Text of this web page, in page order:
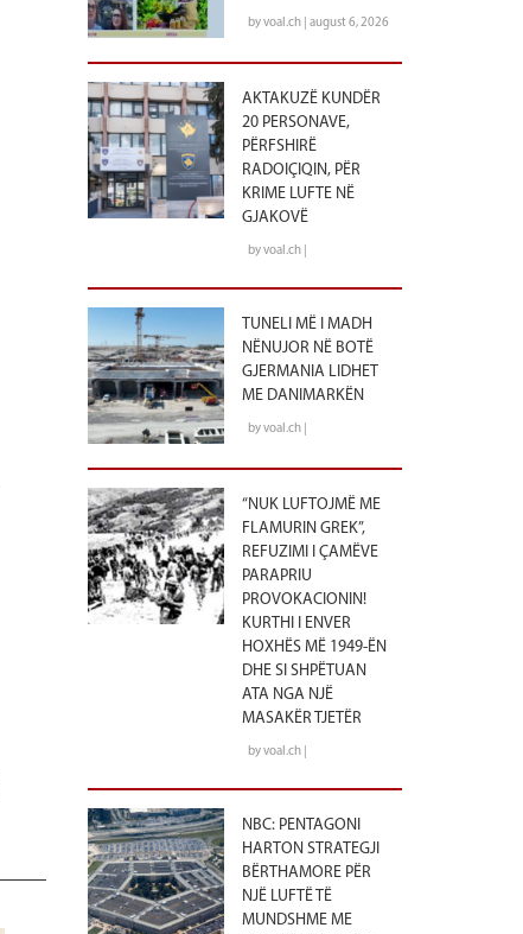
by voal.ch | august 6, 2026
AKTAKUZË KUNDËR
20 PERSONAVE,
PËRFSHIRË
RADOIÇIQIN, PËR
KRIME LUFTE NË
GJAKOVË
by voal.ch |
TUNELI MË I MADH
NËNUJOR NË BOTË
GJERMANIA LIDHET
ME DANIMARKËN
by voal.ch |
“NUK LUFTOJMË ME
FLAMURIN GREK”,
REFUZIMI I ÇAMËVE
PARAPRIU
PROVOKACIONIN!
KURTHI I ENVER
HOXHËS MË 1949-ËN
DHE SI SHPËTUAN
ATA NGA NJË
MASAKËR TJETËR
by voal.ch |
NBC: PENTAGONI
HARTON STRATEGJI
BËRTHAMORE PËR
NJË LUFTË TË
MUNDSHME ME